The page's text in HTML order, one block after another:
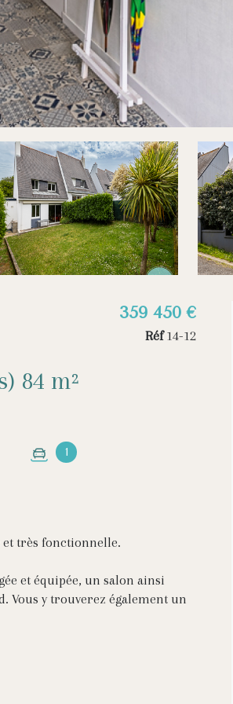
Maison 6 pièce(s) 3 chambre(s) 84 m²
1
359 450 €
Réf14-12
très fonctionnelle.
et équipée, un salon ainsi
Vous y trouverez également un